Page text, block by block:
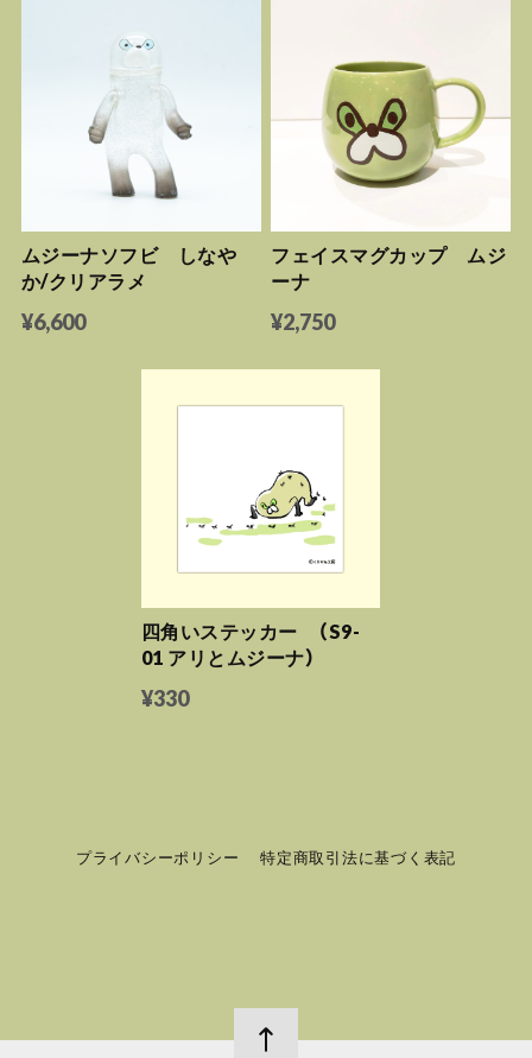
ムジーナソフビ しなや
か/クリアラメ
¥6,600
フェイスマグカップ ムジ
ーナ
¥2,750
四角いステッカー （S9-
01 アリとムジーナ）
¥330
プライバシーポリシー 特定商取引法に基づく表記